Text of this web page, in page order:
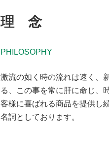
理 念
PHILOSOPHY
激流の如く時の流れは速く、
る、この事を常に肝に命じ、
客様に喜ばれる商品を提供し
名詞としております。